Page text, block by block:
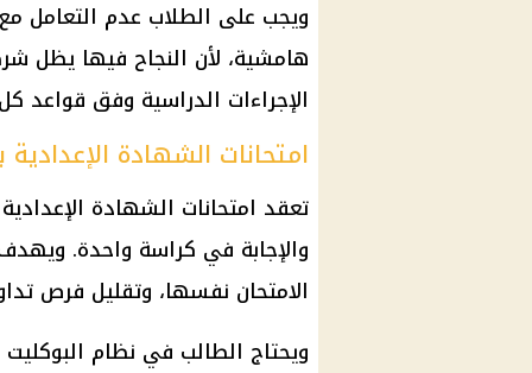
ويجب على الطلاب عدم التعامل
هامشية، لأن النجاح فيها يظل
الإجراءات الدراسية وفق قواعد
امتحانات الشهادة
تعقد امتحانات الشهادة الإعدادية
والإجابة في كراسة واحدة.
الامتحان نفسها، وتقليل فرص
ويحتاج الطالب في نظام البوكليت